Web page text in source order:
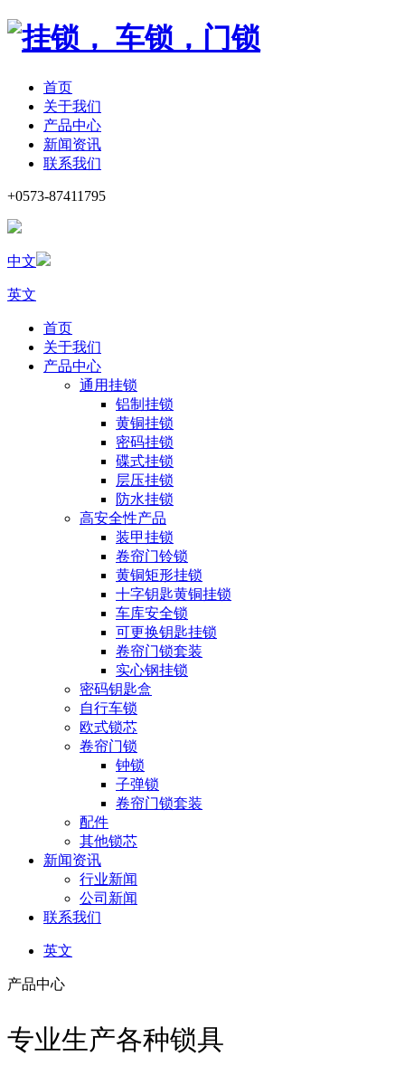
首页
关于我们
产品中心
新闻资讯
联系我们
+0573-87411795
中文
英文
首页
关于我们
产品中心
通用挂锁
铝制挂锁
黄铜挂锁
密码挂锁
碟式挂锁
层压挂锁
防水挂锁
高安全性产品
装甲挂锁
卷帘门铃锁
黄铜矩形挂锁
十字钥匙黄铜挂锁
车库安全锁
可更换钥匙挂锁
卷帘门锁套装
实心钢挂锁
密码钥匙盒
自行车锁
欧式锁芯
卷帘门锁
钟锁
子弹锁
卷帘门锁套装
配件
其他锁芯
新闻资讯
行业新闻
公司新闻
联系我们
英文
产品中心
专业生产各种锁具